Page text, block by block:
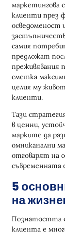
Земята
Thirdlove
Най-добри
жизнения
етапа
Заключение
маркетингова
клиенти през
осведоменост
самия
предложат
преживявания
сметка
целия му
клиенти.
Тази
в ценни,
марките да
омниканални
отговарят на
съвременната
5
на
Познатостта
клиента е